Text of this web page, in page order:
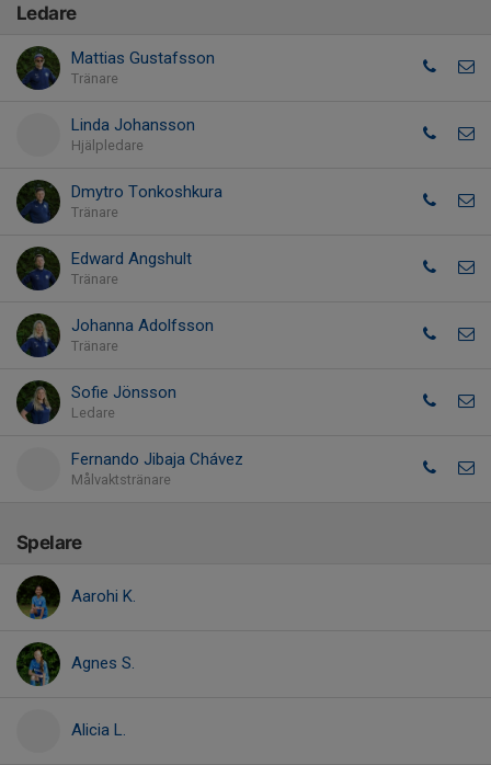
Ledare
Mattias Gustafsson
Tränare
Linda Johansson
Hjälpledare
Dmytro Tonkoshkura
Tränare
Edward Angshult
Tränare
Johanna Adolfsson
Tränare
Sofie Jönsson
Ledare
Fernando Jibaja Chávez
Målvaktstränare
Spelare
Aarohi K.
Agnes S.
Alicia L.